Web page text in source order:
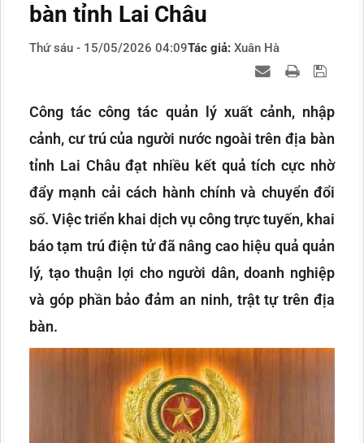
bàn tỉnh Lai Châu
Thứ sáu - 15/05/2026 04:09Tác giả: Xuân Hà
Công tác công tác quản lý xuất cảnh, nhập
cảnh, cư trú của người nước ngoài trên địa bàn
tỉnh Lai Châu đạt nhiều kết quả tích cực nhờ
đẩy mạnh cải cách hành chính và chuyển đổi
số. Việc triển khai dịch vụ công trực tuyến, khai
báo tạm trú điện tử đã nâng cao hiệu quả quản
lý, tạo thuận lợi cho người dân, doanh nghiệp
và góp phần bảo đảm an ninh, trật tự trên địa
bàn.